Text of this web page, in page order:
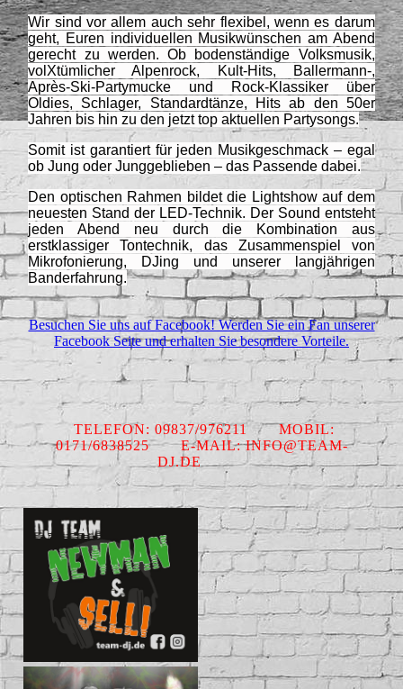
Wir sind vor allem auch sehr flexibel, wenn es darum
geht, Euren individuellen Musikwünschen am Abend
gerecht zu werden. Ob bodenständige Volksmusik,
volXtümlicher Alpenrock, Kult-Hits, Ballermann-,
Après-Ski-Partymucke und Rock-Klassiker über
Oldies, Schlager, Standardtänze, Hits ab den 50er
Jahren bis hin zu den jetzt top aktuellen Partysongs.
Somit ist garantiert für jeden Musikgeschmack – egal
ob Jung oder Junggeblieben – das Passende dabei.
Den optischen Rahmen bildet die Lightshow auf dem
neuesten Stand der LED-Technik. Der Sound entsteht
jeden Abend neu durch die Kombination aus
erstklassiger Tontechnik, das Zusammenspiel von
Mikrofonierung, DJing und unserer langjährigen
Banderfahrung.
Besuchen Sie uns auf Facebook! Werden Sie ein Fan unserer
Facebook Seite und erhalten Sie besondere Vorteile.
TELEFON: 09837/976211 MOBIL:
0171/6838525 E-MAIL: INFO@TEAM-
DJ.DE